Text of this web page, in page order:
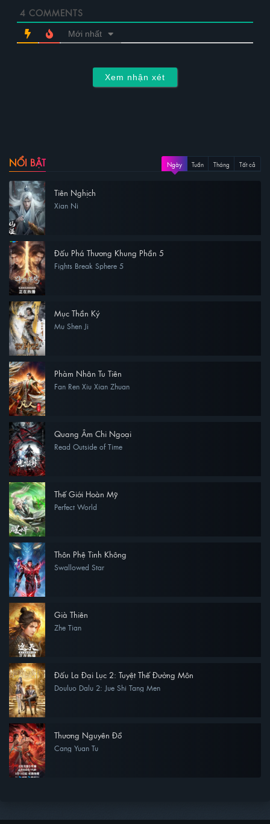
4 COMMENTS
Mới nhất
Xem nhận xét
NỔI BẬT Ngày Tuần Tháng Tất cả
Tiên Nghịch
Xian Ni
Đấu Phá Thương Khung Phần 5
Fights Break Sphere 5
Mục Thần Ký
Mu Shen Ji
Phàm Nhân Tu Tiên
Fan Ren Xiu Xian Zhuan
Quang Âm Chi Ngoại
Read Outside of Time
Thế Giới Hoàn Mỹ
Perfect World
Thôn Phệ Tinh Không
Swallowed Star
Già Thiên
Zhe Tian
Đấu La Đại Lục 2: Tuyệt Thế Đường Môn
Douluo Dalu 2: Jue Shi Tang Men
Thương Nguyên Đồ
Cang Yuan Tu